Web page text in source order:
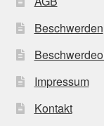
Beschwerden
Impressum
Kontakt